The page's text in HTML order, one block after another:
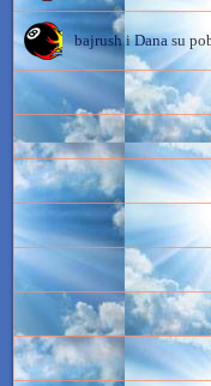
bajrushiDana su